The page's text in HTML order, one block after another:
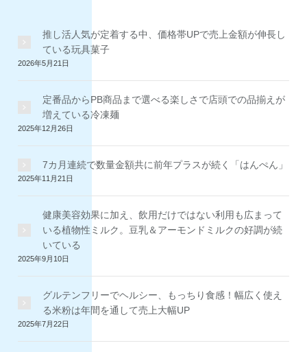
推し活人気が定着する中、価格帯UPで売上金額が伸長し
ている玩具菓子
2026年5月21日
定番品からPB商品まで選べる楽しさで店頭での品揃えが
増えている冷凍麺
2025年12月26日
7カ月連続で数量金額共に前年プラスが続く「はんぺん」
2025年11月21日
健康美容効果に加え、飲用だけではない利用も広まって
いる植物性ミルク。豆乳＆アーモンドミルクの好調が続
いている
2025年9月10日
グルテンフリーでヘルシー、もっちり食感！幅広く使え
る米粉は年間を通して売上大幅UP
2025年7月22日